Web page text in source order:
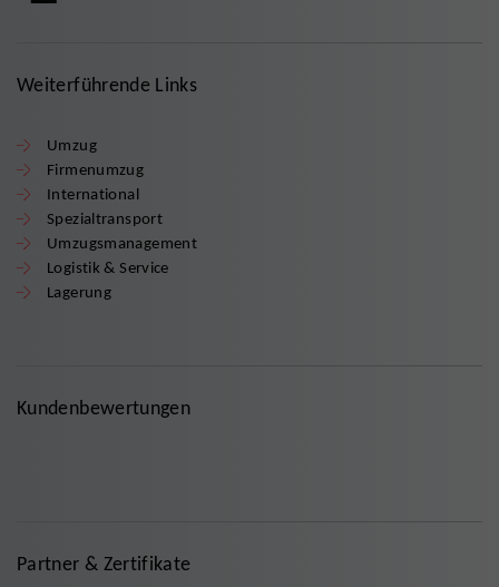
Weiterführende Links
Umzug
Firmenumzug
International
Spezialtransport
Umzugsmanagement
Logistik & Service
Lagerung
Kundenbewertungen
Partner & Zertifikate